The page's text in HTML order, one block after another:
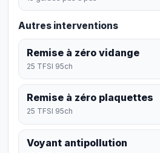
Autres interventions
Remise à zéro vidange
25 TFSI 95ch
Remise à zéro plaquettes
25 TFSI 95ch
Voyant antipollution